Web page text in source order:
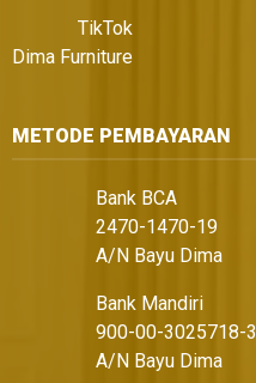
TikTok
Dima Furniture
METODE PEMBAYARAN
Bank BCA
2470-1470-19
A/N Bayu Dima
Bank Mandiri
900-00-3025718-3
A/N Bayu Dima